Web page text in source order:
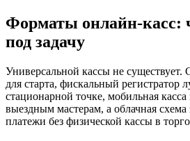
Форматы онлайн-касс:
под задачу
Универсальной кассы не существует.
для старта, фискальный регистратор
стационарной точке, мобильная
выездным мастерам, а облачная
платежи без физической кассы в